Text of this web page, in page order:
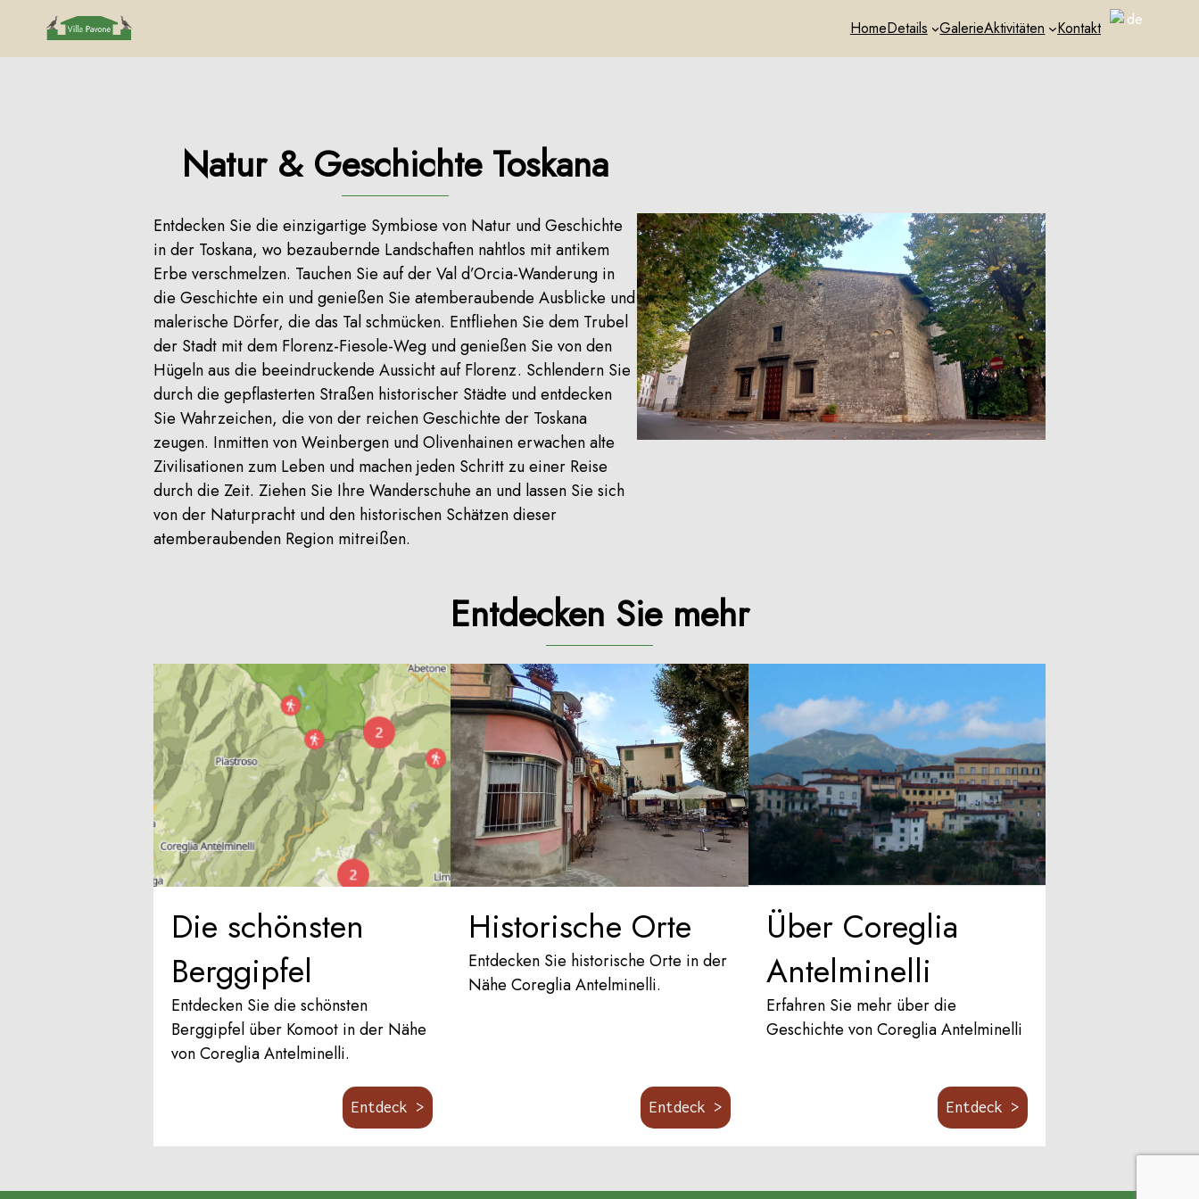
HomeDetails GalerieAktivitäten Kontakt
Natur & Geschichte Toskana
Entdecken Sie die einzigartige Symbiose von Natur und Geschichte
in der Toskana, wo bezaubernde Landschaften nahtlos mit antikem
Erbe verschmelzen. Tauchen Sie auf der Val d’Orcia-Wanderung in
die Geschichte ein und genießen Sie atemberaubende Ausblicke und
malerische Dörfer, die das Tal schmücken. Entfliehen Sie dem Trubel
der Stadt mit dem Florenz-Fiesole-Weg und genießen Sie von den
Hügeln aus die beeindruckende Aussicht auf Florenz. Schlendern Sie
durch die gepflasterten Straßen historischer Städte und entdecken
Sie Wahrzeichen, die von der reichen Geschichte der Toskana
zeugen. Inmitten von Weinbergen und Olivenhainen erwachen alte
Zivilisationen zum Leben und machen jeden Schritt zu einer Reise
durch die Zeit. Ziehen Sie Ihre Wanderschuhe an und lassen Sie sich
von der Naturpracht und den historischen Schätzen dieser
atemberaubenden Region mitreißen.
Entdecken Sie mehr
Die schönsten
Berggipfel
Entdecken Sie die schönsten
Berggipfel über Komoot in der Nähe
von Coreglia Antelminelli.
Entdeck >
Historische Orte
Entdecken Sie historische Orte in der
Nähe Coreglia Antelminelli.
Entdeck >
Über Coreglia
Antelminelli
Erfahren Sie mehr über die
Geschichte von Coreglia Antelminelli
Entdeck >